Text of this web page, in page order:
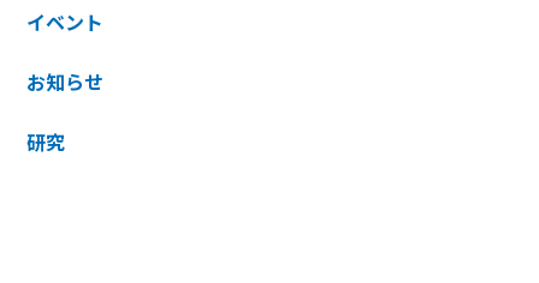
イベント
お知らせ
研究